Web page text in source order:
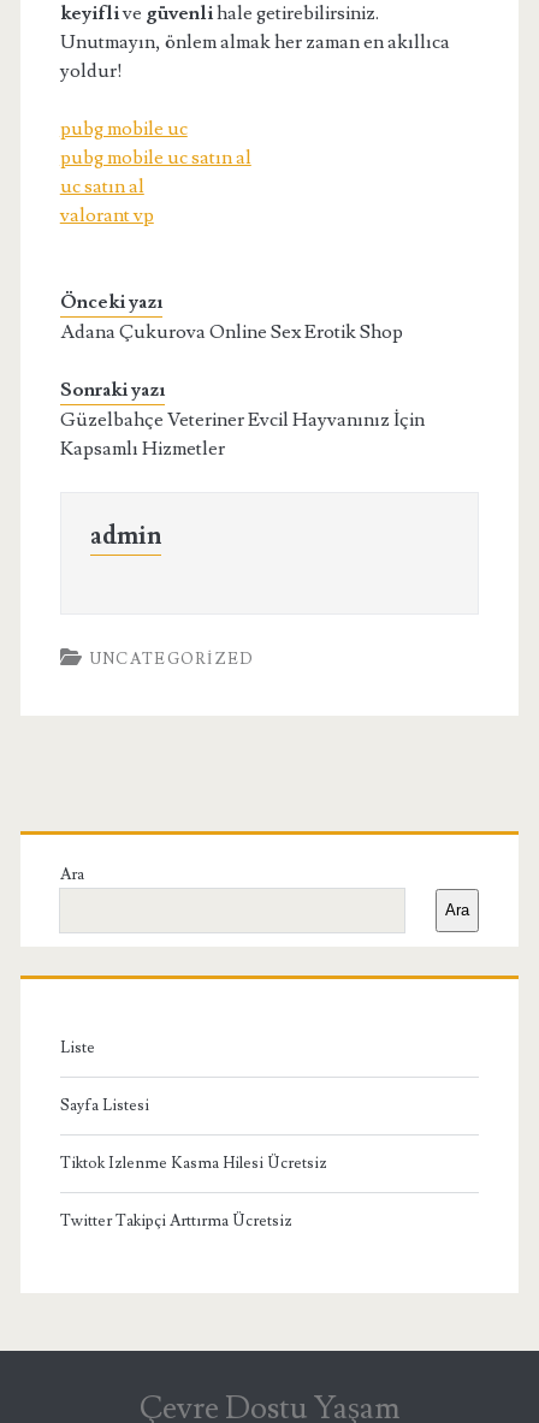
keyiflive güvenlihale getirebilirsiniz.
Unutmayın, önlem almak her zaman en akıllıca
yoldur!
pubg mobile uc
pubg mobile uc satın al
uc satın al
valorant vp
Önceki yazı
Adana Çukurova Online Sex Erotik Shop
Sonraki yazı
Güzelbahçe Veteriner Evcil Hayvanınız İçin
Kapsamlı Hizmetler
admin
UNCATEGORIZED
Birincil
Yan
Menü
Ara
Ara
Liste
Sayfa Listesi
Tiktok Izlenme Kasma Hilesi Ücretsiz
Twitter Takipçi Arttırma Ücretsiz
Çevre Dostu Yaşam